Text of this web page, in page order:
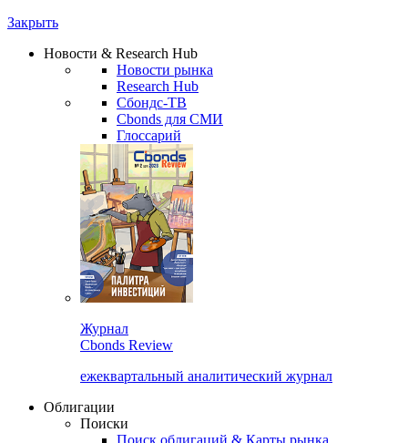
Закрыть
Новости & Research Hub
Новости рынка
Research Hub
Сбондс-ТВ
Cbonds для СМИ
Глоссарий
Журнал
Cbonds Review
ежеквартальный аналитический журнал
Облигации
Поиски
Поиск облигаций & Карты рынка